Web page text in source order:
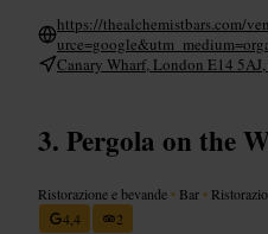
https://thealchemistbars.com/
Canary Wharf, London E14
Pergola on the
Ristorazione e bevande • Bar •
4,4
2